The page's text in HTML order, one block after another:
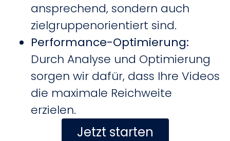
ansprechend, sondern auch
zielgruppenorientiert sind.
Performance-Optimierung:
Durch Analyse und Optimierung
sorgen wir dafür, dass Ihre Videos
die maximale Reichweite
erzielen.
Jetzt starten